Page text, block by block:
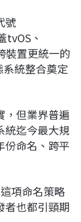
號
tvOS、
裝置更統一的
統整合奠定
，但業界普遍
統迄今最大規
份命名、跨平
項命名策略
者也都引頸期